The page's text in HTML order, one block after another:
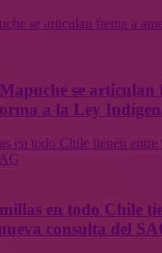
se articulan frente a
se articulan
a la Ley
en todo Chile tienen entre
en todo Chile
consulta del